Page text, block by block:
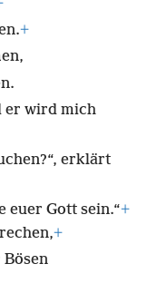
+
er wird mich
erklärt
euer Gott sein.“+
+